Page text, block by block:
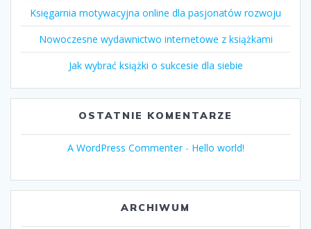
Księgarnia motywacyjna online dla pasjonatów rozwoju
Nowoczesne wydawnictwo internetowe z książkami
Jak wybrać książki o sukcesie dla siebie
OSTATNIE KOMENTARZE
A WordPress Commenter- Hello world!
ARCHIWUM